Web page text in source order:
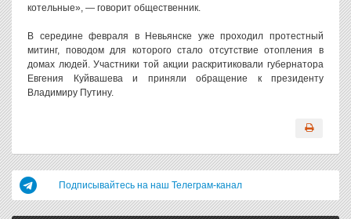
котельные», — говорит общественник.
В середине февраля в Невьянске уже проходил протестный
митинг, поводом для которого стало отсутствие отопления в
домах людей. Участники той акции раскритиковали губернатора
Евгения Куйвашева и приняли обращение к президенту
Владимиру Путину.
Подписывайтесь на наш Телеграм-канал